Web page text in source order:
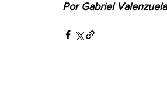
Por Gabriel Valenzuela